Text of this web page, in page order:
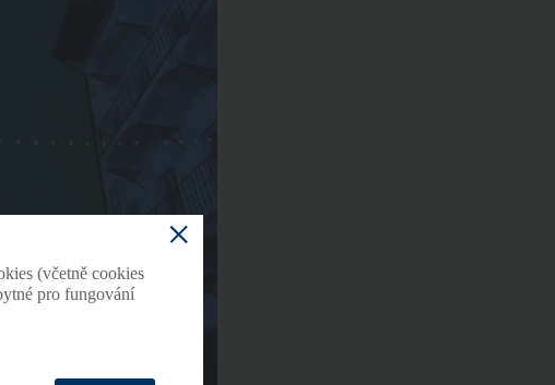
(včetně cookies
pro fungování